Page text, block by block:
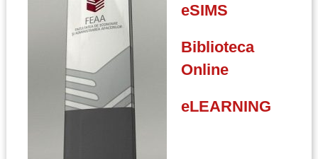
eSIMS
Biblioteca
Online
eLEARNING